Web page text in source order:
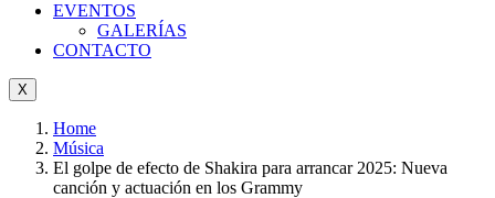
EVENTOS
GALERÍAS
CONTACTO
X
Home
Música
El golpe de efecto de Shakira para arrancar 2025: Nueva
canción y actuación en los Grammy